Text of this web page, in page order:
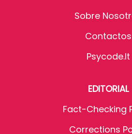
Sobre
Contactos
Psycode.it
EDITORIAL
Fact-Checking
Corrections